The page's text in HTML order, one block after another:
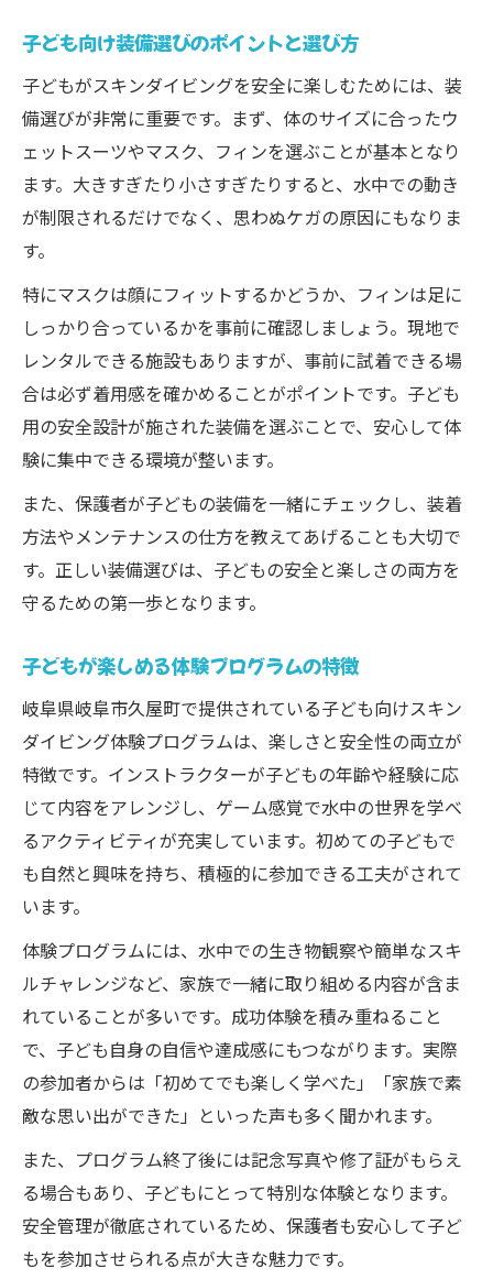
子ども向け装備選びのポイントと選び方
子どもがスキンダイビングを安全に楽しむためには、装
備選びが非常に重要です。まず、体のサイズに合ったウ
ェットスーツやマスク、フィンを選ぶことが基本となり
ます。大きすぎたり小さすぎたりすると、水中での動き
が制限されるだけでなく、思わぬケガの原因にもなりま
す。
特にマスクは顔にフィットするかどうか、フィンは足に
しっかり合っているかを事前に確認しましょう。現地で
レンタルできる施設もありますが、事前に試着できる場
合は必ず着用感を確かめることがポイントです。子ども
用の安全設計が施された装備を選ぶことで、安心して体
験に集中できる環境が整います。
また、保護者が子どもの装備を一緒にチェックし、装着
方法やメンテナンスの仕方を教えてあげることも大切で
す。正しい装備選びは、子どもの安全と楽しさの両方を
守るための第一歩となります。
子どもが楽しめる体験プログラムの特徴
岐阜県岐阜市久屋町で提供されている子ども向けスキン
ダイビング体験プログラムは、楽しさと安全性の両立が
特徴です。インストラクターが子どもの年齢や経験に応
じて内容をアレンジし、ゲーム感覚で水中の世界を学べ
るアクティビティが充実しています。初めての子どもで
も自然と興味を持ち、積極的に参加できる工夫がされて
います。
体験プログラムには、水中での生き物観察や簡単なスキ
ルチャレンジなど、家族で一緒に取り組める内容が含ま
れていることが多いです。成功体験を積み重ねること
で、子ども自身の自信や達成感にもつながります。実際
の参加者からは「初めてでも楽しく学べた」「家族で素
敵な思い出ができた」といった声も多く聞かれます。
また、プログラム終了後には記念写真や修了証がもらえ
る場合もあり、子どもにとって特別な体験となります。
安全管理が徹底されているため、保護者も安心して子ど
もを参加させられる点が大きな魅力です。